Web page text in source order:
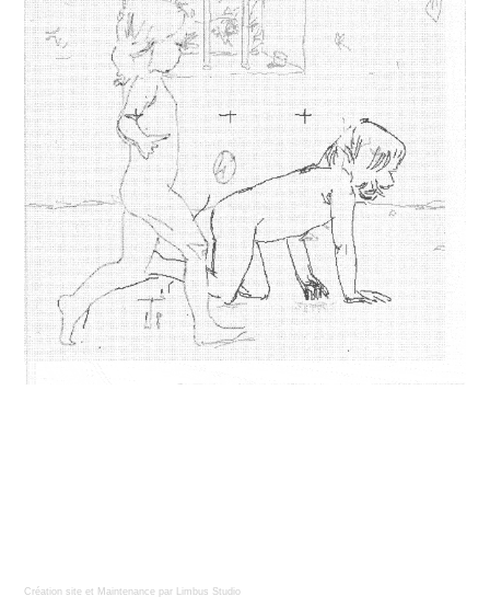
Création site et Maintenance par Limbus Studio